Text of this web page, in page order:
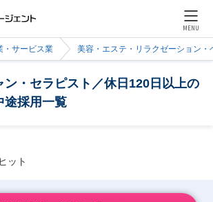
MENU
・サービス業 美容・エステ・リラクゼーション・
ン・セラピスト／休日120日以上の
途採用一覧
ット